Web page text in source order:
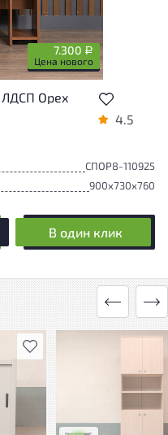
7.300 Р
Цена нового
у
ЛДСП Орех
4.5
СПОР8-110925
900x730x760
В один клик
В избранное
незначительные
эксплуатации, не
использования